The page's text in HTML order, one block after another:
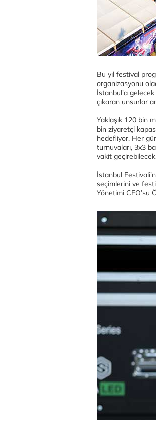
Bu yıl festival
organizasyonu
İstanbul'a gelecek
çıkaran unsurlar
Yaklaşık 120 bin
bin ziyaretçi
hedefliyor. Her
turnuvaları, 3x3
vakit
İstanbul
seçimlerini ve
Yönetimi CEO’su